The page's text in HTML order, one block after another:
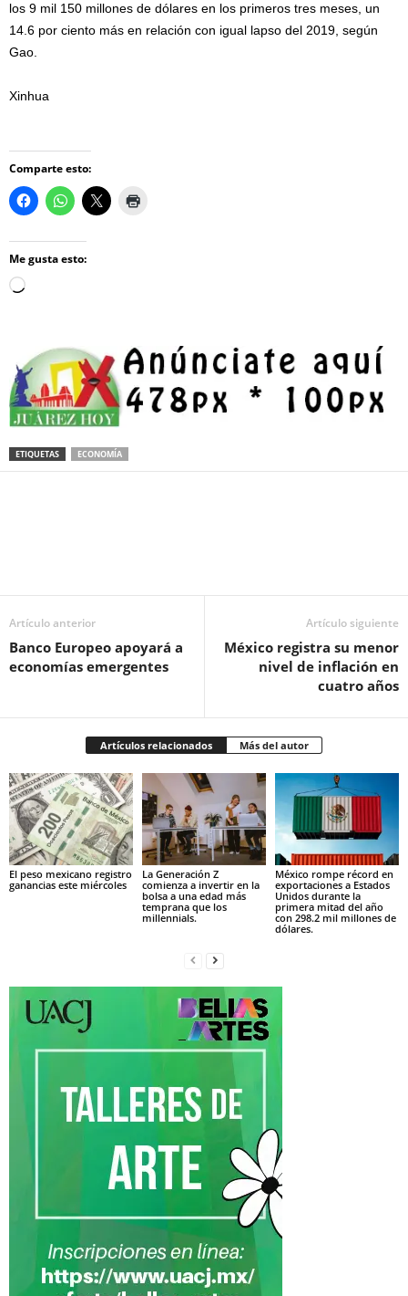
los 9 mil 150 millones de dólares en los primeros tres meses, un
14.6 por ciento más en relación con igual lapso del 2019, según
Gao.
Xinhua
Comparte esto:
Me gusta esto:
Loading…
ETIQUETAS ECONOMÍA
Artículo anterior
Banco Europeo apoyará a
economías emergentes
Artículo siguiente
México registra su menor
nivel de inflación en
cuatro años
Artículos relacionados Más del autor
El peso mexicano registro
ganancias este miércoles
La Generación Z
comienza a invertir en la
bolsa a una edad más
temprana que los
millennials.
México rompe récord en
exportaciones a Estados
Unidos durante la
primera mitad del año
con 298.2 mil millones de
dólares.